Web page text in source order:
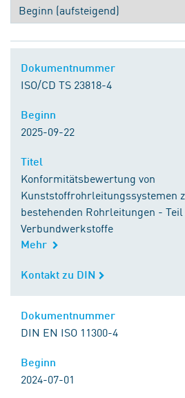
Dokumentnummer
ISO/CD TS 23818-4
Beginn
2025-09-22
Titel
Konformitätsbewertung von
Kunststoffrohrleitungssystemen
bestehenden Rohrleitungen -
Verbundwerkstoffe
Mehr
Kontakt zu DIN
Kontakt zu DIN
Dokumentnummer
DIN EN ISO 11300-4
Beginn
2024-07-01